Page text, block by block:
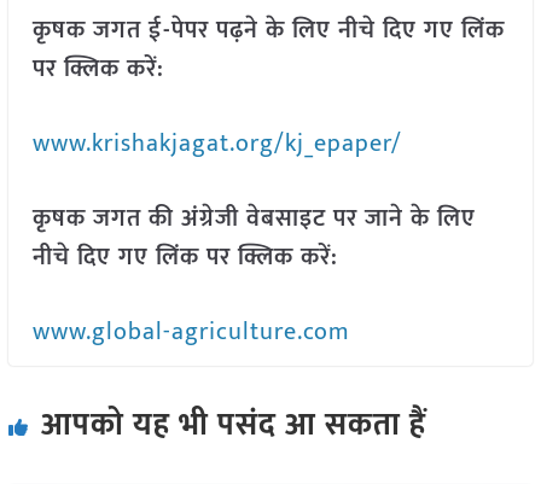
कृषक जगत ई-पेपर पढ़ने के लिए नीचे दिए गए लिंक
पर क्लिक करें:
www.krishakjagat.org/kj_epaper/
कृषक जगत की अंग्रेजी वेबसाइट पर जाने के लिए
नीचे दिए गए लिंक पर क्लिक करें:
www.global-agriculture.com
आपको यह भी पसंद आ सकता हैं